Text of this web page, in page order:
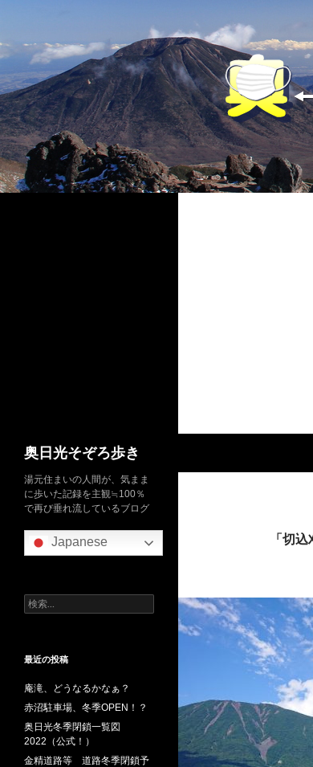
奥日光そぞろ歩き
「切
湯元住まいの人間が、気まま
に歩いた記録を主観≒100％
で再び垂れ流しているブログ
Japanese
検
索:
最近の投稿
庵滝、どうなるかなぁ？
赤沼駐車場、冬季OPEN！？
奥日光冬季閉鎖一覧図
2022（公式！）
金精道路等 道路冬季閉鎖予